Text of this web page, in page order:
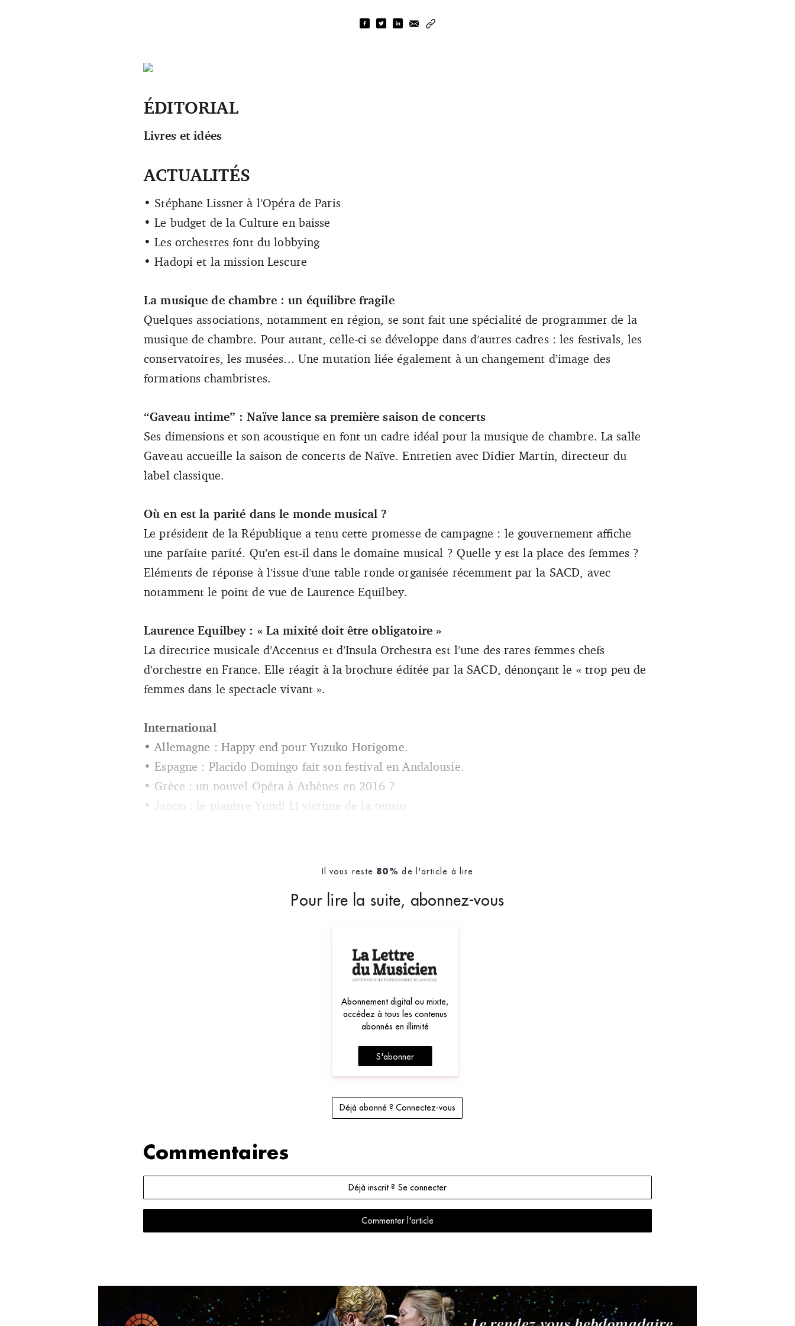
ÉDITORIAL
Livres et idées
ACTUALITÉS
• Stéphane Lissner à l’Opéra de Paris
• Le budget de la Culture en baisse
• Les orchestres font du lobbying
• Hadopi et la mission Lescure
La musique de chambre : un équilibre fragile
Quelques associations, notamment en région, se sont fait une spécialité de programmer de la
musique de chambre. Pour autant, celle-ci se développe dans d’autres cadres : les festivals, les
conservatoires, les musées... Une mutation liée également à un changement d’image des
formations chambristes.
“Gaveau intime” : Naïve lance sa première saison de concerts
Ses dimensions et son acoustique en font un cadre idéal pour la musique de chambre. La salle
Gaveau accueille la saison de concerts de Naïve. Entretien avec Didier Martin, directeur du
label classique.
Où en est la parité dans le monde musical ?
Le président de la République a tenu cette promesse de campagne : le gouvernement affiche
une parfaite parité. Qu’en est-il dans le domaine musical ? Quelle y est la place des femmes ?
Eléments de réponse à l’issue d’une table ronde organisée récemment par la SACD, avec
notamment le point de vue de Laurence Equilbey.
Laurence Equilbey : « La mixité doit être obligatoire »
La directrice musicale d’Accentus et d’Insula Orchestra est l’une des rares femmes chefs
d’orchestre en France. Elle réagit à la brochure éditée par la SACD, dénonçant le « trop peu de
femmes dans le spectacle vivant ».
International
• Allemagne : Happy end pour Yuzuko Horigome.
• Espagne : Placido Domingo fait son festival en Andalousie.
• Grèce : un nouvel Opéra à Athènes en 2016 ?
• Japon : le pianiste Yundi Li victime de la tensio
Il vous reste 80% de l'article à lire
Pour lire la suite, abonnez-vous
Abonnement digital ou mixte,
accédez à tous les contenus
abonnés en illimité
S'abonner
Déjà abonné ? Connectez-vous
Commentaires
Déjà inscrit ? Se connecter
Commenter l'article